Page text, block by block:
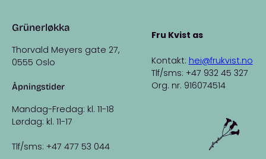
Grünerløkka
Thorvald Meyers gate 27,
0555 Oslo
Åpningstider
Mandag-Fredag: kl. 11-18
Lørdag: kl. 11-17
Tlf/sms: +47 477 53 044
Fru Kvist as
Kontakt: hei@frukvist.no
Tlf/sms: +47 932 45 327
Org. nr. 916074514